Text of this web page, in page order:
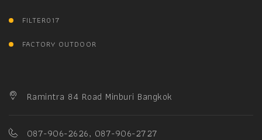
FILTER017
FACTORY OUTDOOR
Ramintra 84 Road Minburi Bangkok
087-906-2626, 087-906-2727